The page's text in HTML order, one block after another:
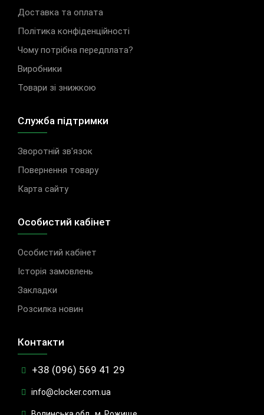
Доставка та оплата
Політика конфіденційності
Чому потрібна передплата?
Виробники
Товари зі знижкою
Служба підтримки
Зворотній зв'язок
Повернення товару
Карта сайту
Особистий кабінет
Особистий кабінет
Історія замовлень
Закладки
Розсилка новин
Контакти
+38 (096) 569 41 29
info@clocker.com.ua